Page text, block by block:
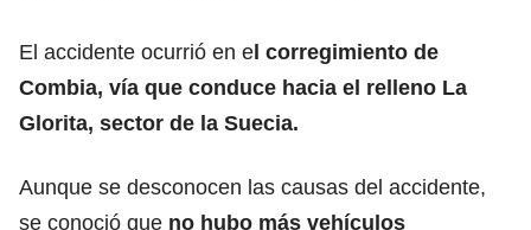
El accidente ocurrió en el corregimiento de
Combia, vía que conduce hacia el relleno La
Glorita, sector de la Suecia.
Aunque se desconocen las causas del accidente,
se conoció que no hubo más vehículos